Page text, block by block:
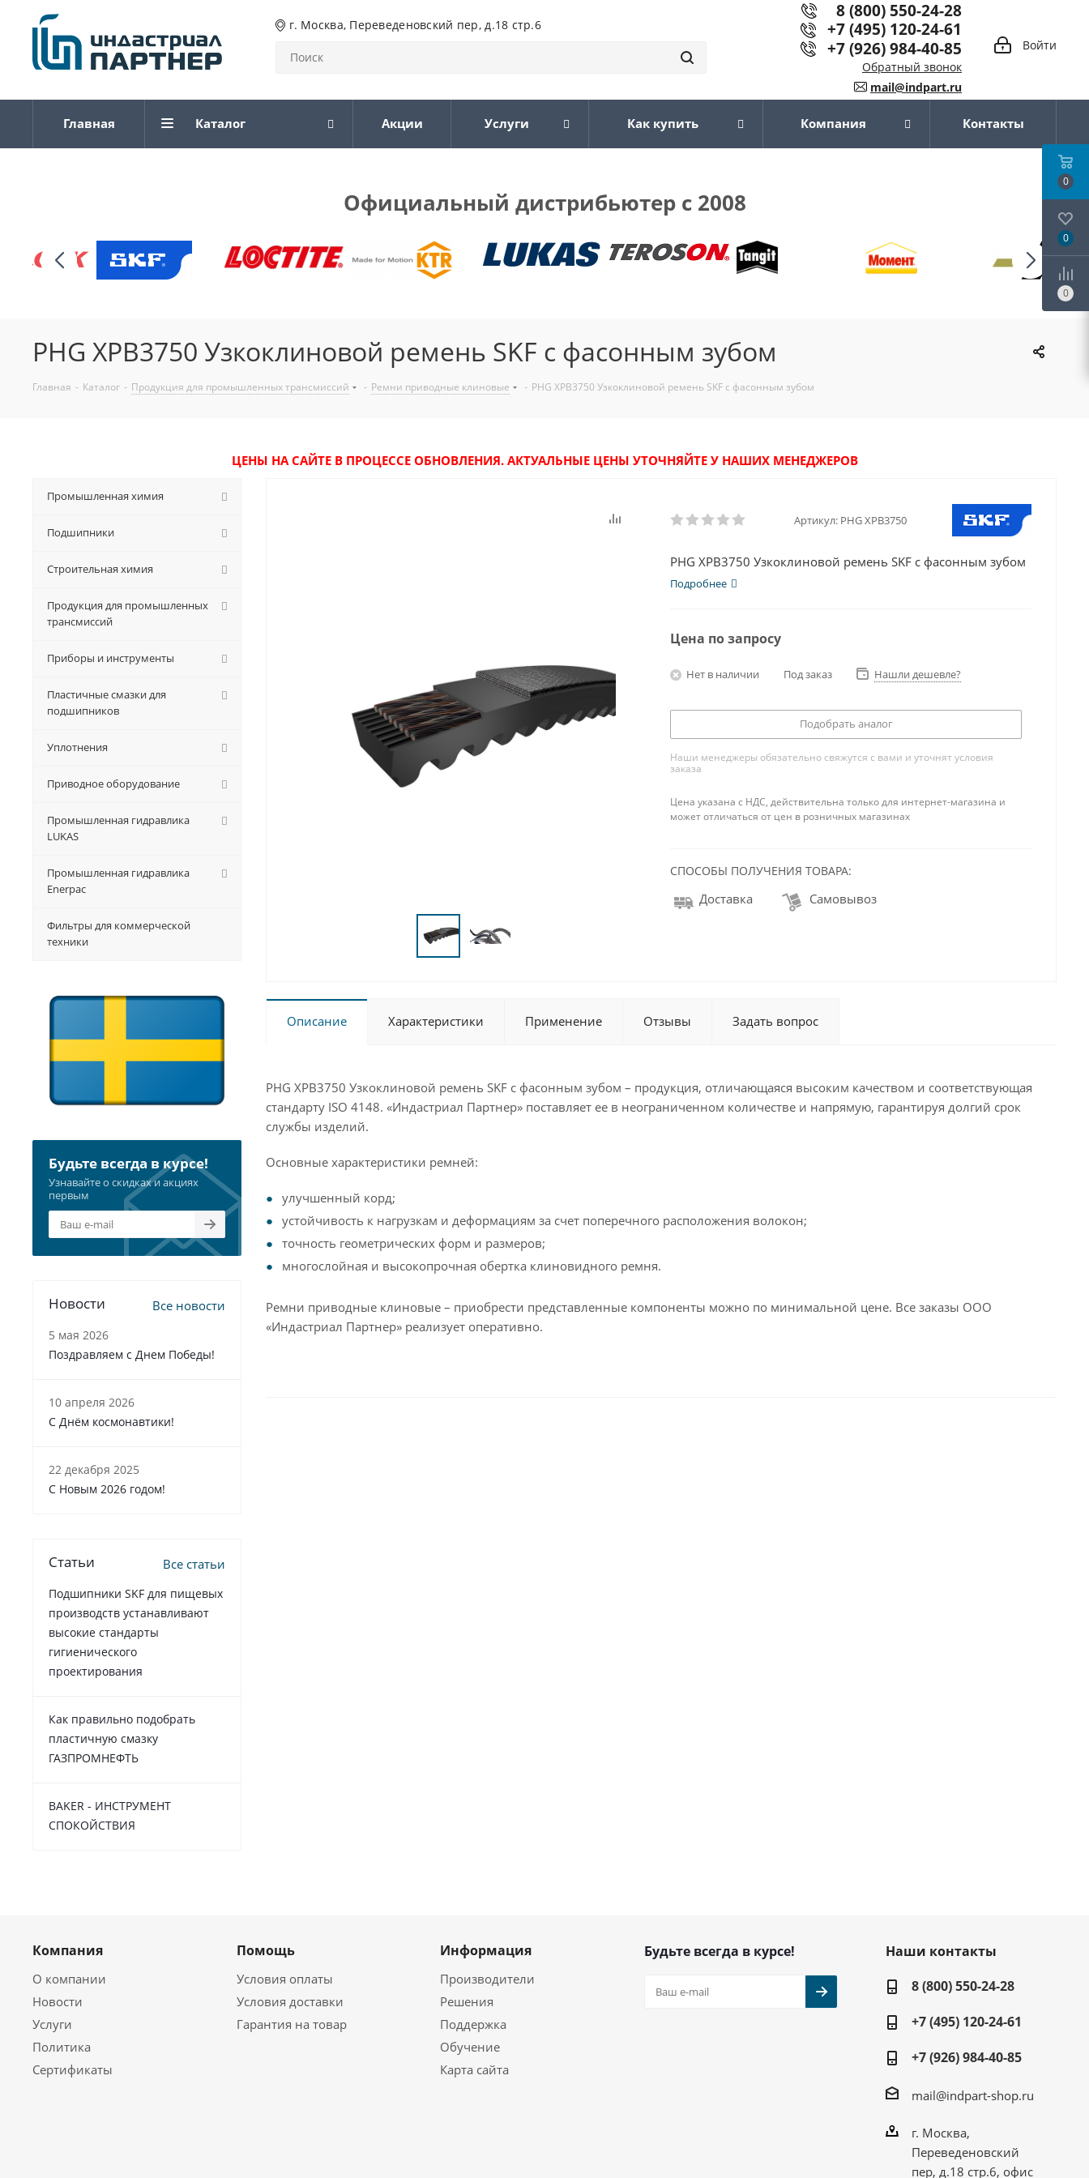
г. Москва, Переведеновский пер, д.18 стр.6
Войти
8 (800) 550-24-28
+7 (495) 120-24-61
+7 (926) 984-40-85
Обратный звонок
mail@indpart.ru
Главная Каталог Акции Услуги Как купить Компания Контакты
Официальный дистрибьютер с 2008
PHG XPB3750 Узкоклиновой ремень SKF с фасонным зубом
Главная - Каталог - Продукция для промышленных трансмиссий - Ремни приводные клиновые - PHG XPB3750 Узкоклиновой ремень SKF с фасонным зубом
ЦЕНЫ НА САЙТЕ В ПРОЦЕССЕ ОБНОВЛЕНИЯ. АКТУАЛЬНЫЕ ЦЕНЫ УТОЧНЯЙТЕ У НАШИХ МЕНЕДЖЕРОВ
Артикул: PHG XPB3750
PHG XPB3750 Узкоклиновой ремень SKF с фасонным зубом
Подробнее
Цена по запросу
Нет в наличии Под заказ Нашли дешевле?
Подобрать аналог
Наши менеджеры обязательно свяжутся с вами и уточнят условия
заказа
Цена указана с НДС, действительна только для интернет-магазина и
может отличаться от цен в розничных магазинах
СПОСОБЫ ПОЛУЧЕНИЯ ТОВАРА:
Доставка Самовывоз
Описание Характеристики Применение Отзывы Задать вопрос
PHG XPB3750 Узкоклиновой ремень SKF с фасонным зубом – продукция, отличающаяся высоким качеством и соответствующая
стандарту ISO 4148. «Индастриал Партнер» поставляет ее в неограниченном количестве и напрямую, гарантируя долгий срок
службы изделий.
Основные характеристики ремней:
улучшенный корд;
устойчивость к нагрузкам и деформациям за счет поперечного расположения волокон;
точность геометрических форм и размеров;
многослойная и высокопрочная обертка клиновидного ремня.
Ремни приводные клиновые – приобрести представленные компоненты можно по минимальной цене. Все заказы ООО
«Индастриал Партнер» реализует оперативно.
Промышленная химия
Подшипники
Строительная химия
Продукция для промышленных
трансмиссий
Приборы и инструменты
Пластичные смазки для
подшипников
Уплотнения
Приводное оборудование
Промышленная гидравлика
LUKAS
Промышленная гидравлика
Enerpac
Фильтры для коммерческой
техники
Будьте всегда в курсе!
Узнавайте о скидках и акциях
первым
Новости Все новости
5 мая 2026
Поздравляем с Днем Победы!
10 апреля 2026
С Днём космонавтики!
22 декабря 2025
C Новым 2026 годом!
Статьи Все статьи
Подшипники SKF для пищевых
производств устанавливают
высокие стандарты
гигиенического
проектирования
Как правильно подобрать
пластичную смазку
ГАЗПРОМНЕФТЬ
BAKER - ИНСТРУМЕНТ
СПОКОЙСТВИЯ
Компания
О компании
Новости
Услуги
Политика
Сертификаты
Помощь
Условия оплаты
Условия доставки
Гарантия на товар
Информация
Производители
Решения
Поддержка
Обучение
Карта сайта
Будьте всегда в курсе!
Наши контакты
8 (800) 550-24-28
+7 (495) 120-24-61
+7 (926) 984-40-85
mail@indpart-shop.ru
г. Москва,
Переведеновский
пер, д.18 стр.6, офис
0
0
0